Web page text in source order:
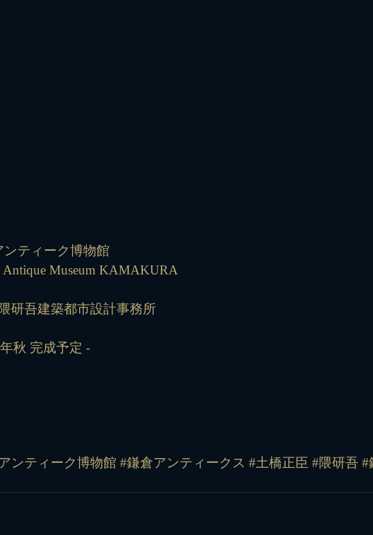
ンティーク博物館
Antique Museum KAMAKURA
研吾建築都市設計事務所
秋 完成予定 -
ンティーク博物館 #鎌倉アンティークス #土橋正臣 #隈研吾 #